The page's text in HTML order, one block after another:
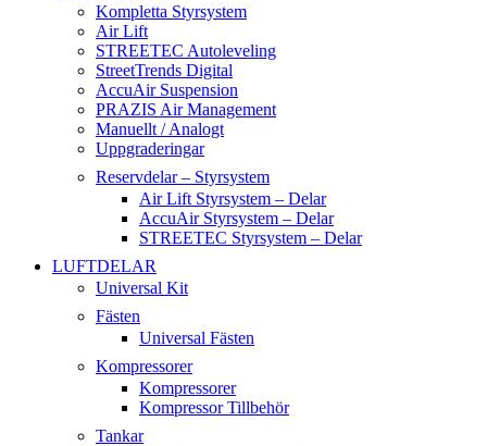
Kompletta Styrsystem
Air Lift
STREETEC Autoleveling
StreetTrends Digital
AccuAir Suspension
PRAZIS Air Management
Manuellt / Analogt
Uppgraderingar
Reservdelar – Styrsystem
Air Lift Styrsystem – Delar
AccuAir Styrsystem – Delar
STREETEC Styrsystem – Delar
LUFTDELAR
Universal Kit
Fästen
Universal Fästen
Kompressorer
Kompressorer
Kompressor Tillbehör
Tankar